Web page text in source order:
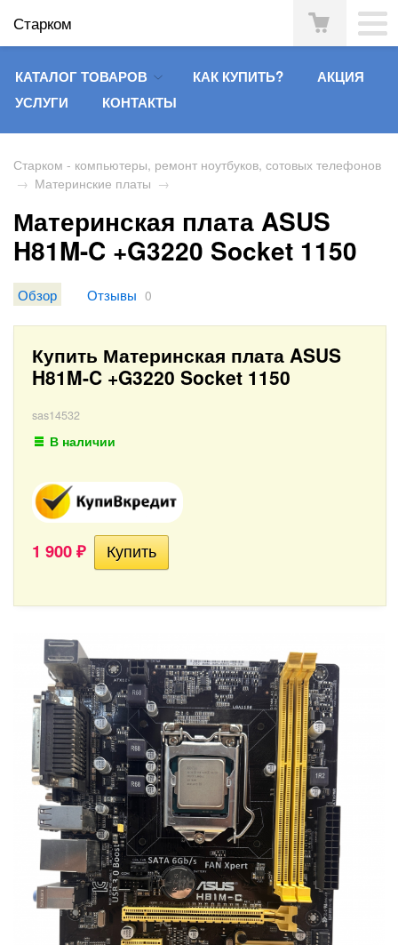
Старком
КАТАЛОГ ТОВАРОВ КАК КУПИТЬ?
АКЦИЯ
УСЛУГИ
КОНТАКТЫ
Старком - компьютеры, ремонт ноутбуков, сотовых телефонов
→ Материнские платы →
Материнская плата ASUS
H81M-C +G3220 Socket 1150
Обзор Отзывы 0
Купить Материнская плата ASUS
H81M-C +G3220 Socket 1150
sas14532
В наличии
1 900 ₽